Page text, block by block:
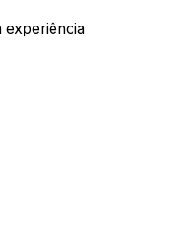
experiência